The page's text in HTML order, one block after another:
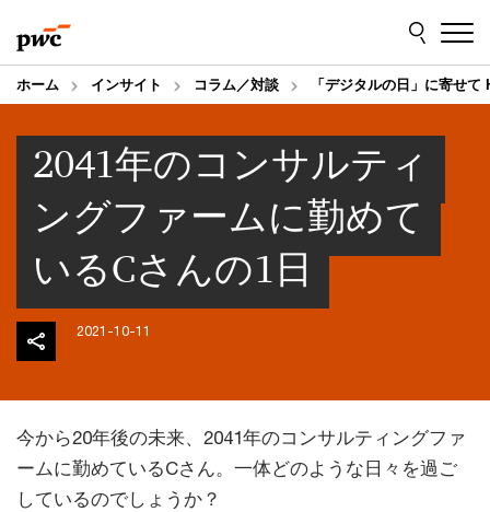
to
content
to
footer
ホーム インサイト コラム／対談 「デジタルの日」に寄せ
2041年のコンサルティ
ングファームに勤めて
いるCさんの1日
2021-10-11
今から20年後の未来、2041年のコンサルティングファ
ームに勤めているCさん。一体どのような日々を過ご
しているのでしょうか？